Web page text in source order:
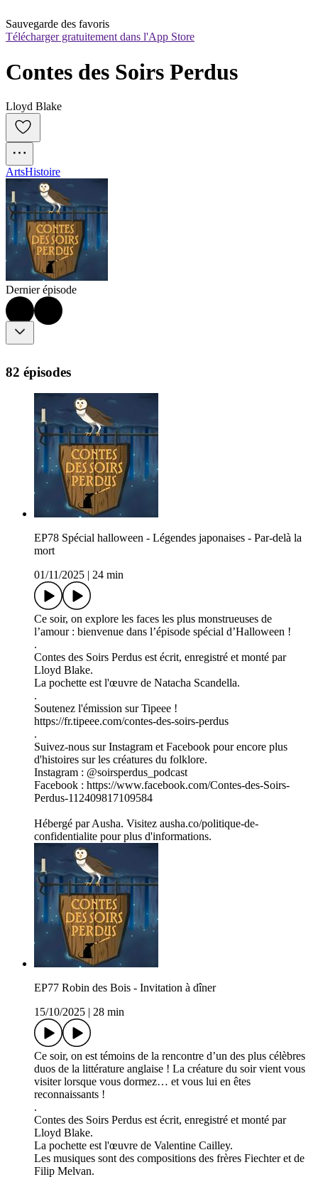
Sauvegarde des favoris
Télécharger gratuitement dans l'App Store
Contes des Soirs Perdus
Lloyd Blake
ArtsHistoire
Dernier épisode
82 épisodes
EP78 Spécial halloween - Légendes japonaises - Par-delà la
mort
01/11/2025
24 min
Ce soir, on explore les faces les plus monstrueuses de
l’amour : bienvenue dans l’épisode spécial d’Halloween !
.
Contes des Soirs Perdus est écrit, enregistré et monté par
Lloyd Blake.
La pochette est l'œuvre de Natacha Scandella.
.
Soutenez l'émission sur Tipeee !
https://fr.tipeee.com/contes-des-soirs-perdus
.
Suivez-nous sur Instagram et Facebook pour encore plus
d'histoires sur les créatures du folklore.
Instagram : @soirsperdus_podcast
Facebook : https://www.facebook.com/Contes-des-Soirs-
Perdus-112409817109584
Hébergé par Ausha. Visitez ausha.co/politique-de-
confidentialite pour plus d'informations.
EP77 Robin des Bois - Invitation à dîner
15/10/2025
28 min
Ce soir, on est témoins de la rencontre d’un des plus célèbres
duos de la littérature anglaise ! La créature du soir vient vous
visiter lorsque vous dormez… et vous lui en êtes
reconnaissants !
.
Contes des Soirs Perdus est écrit, enregistré et monté par
Lloyd Blake.
La pochette est l'œuvre de Valentine Cailley.
Les musiques sont des compositions des frères Fiechter et de
Filip Melvan.